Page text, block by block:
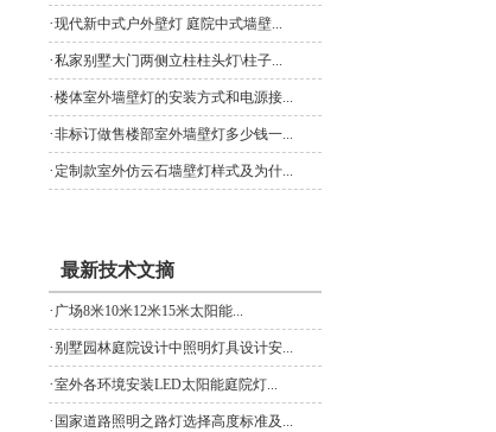
·现代新中式户外壁灯 庭院中式墙壁...
·私家别墅大门两侧立柱柱头灯\柱子...
·楼体室外墙壁灯的安装方式和电源接...
·非标订做售楼部室外墙壁灯多少钱一...
· 定制款室外仿云石墙壁灯样式及为什...
最新技术文摘
· 广场8米10米12米15米太阳能...
·别墅园林庭院设计中照明灯具设计安...
·室外各环境安装LED太阳能庭院灯...
· 国家道路照明之路灯选择高度标准及...